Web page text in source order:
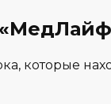
которые